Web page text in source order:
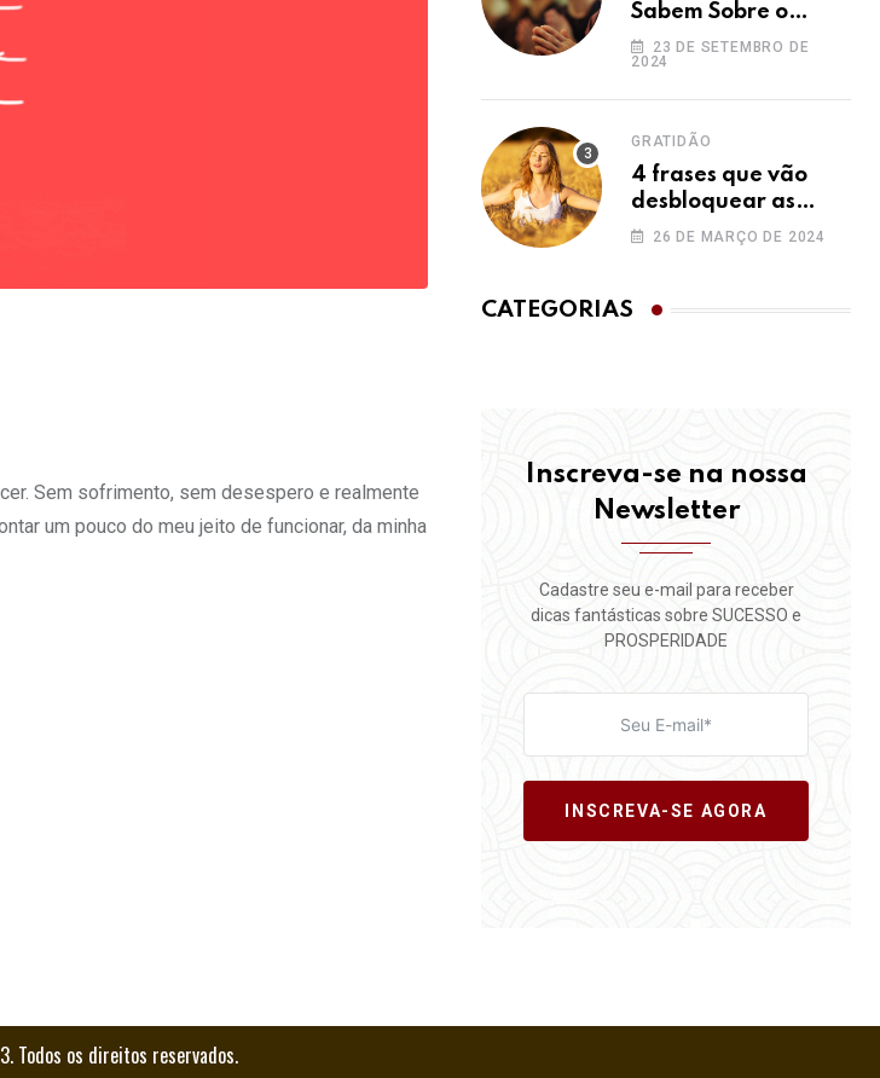
Sem sofrimento, sem desespero e realmente
um pouco do meu jeito de funcionar, da minha
Sabem Sobre o
Ho’oponopono e
Você Não
23 DE SETEMBRO DE
2024
GRATIDÃO
4 frases que vão
desbloquear as
bênçãos na sua vida
26 DE MARÇO DE 2024
CATEGORIAS
Inscreva-se na nossa
Newsletter
Cadastre seu e-mail para receber
dicas fantásticas sobre SUCESSO e
PROSPERIDADE
INSCREVA-SE AGORA
Todos os direitos reservados.